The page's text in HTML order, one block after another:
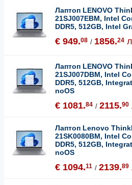
Лаптоп LENOVO
21SJ007EBM, Intel
DDR5, 512GB, Intel
€ 949.08 / 1856.24
Лаптоп LENOVO
21SJ007DBM, Intel
DDR5, 512GB,
noOS
€ 1081.84 / 2115.90
Лаптоп Lenovo
21SK0080BM, Intel
DDR5, 512GB,
noOS
€ 1094.11 / 2139.89